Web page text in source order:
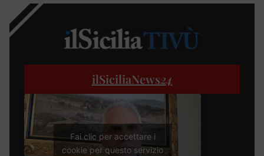
ilSiciliaNews24
Fai clic per accettare i
cookie per questo servizio